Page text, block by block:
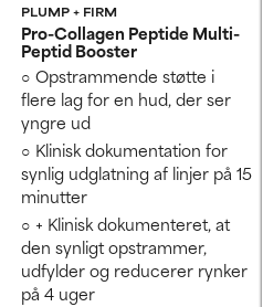
PLUMP + FIRM
Pro-Collagen Peptide Multi-
Peptid Booster
Opstrammende støtte i
flere lag for en hud, der ser
yngre ud
Klinisk dokumentation for
synlig udglatning af linjer på 15
minutter
+ Klinisk dokumenteret, at
den synligt opstrammer,
udfylder og reducerer rynker
på 4 uger